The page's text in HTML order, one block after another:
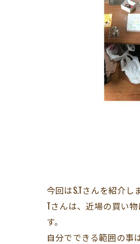
今回はS.Tさんを紹介し
Tさんは、近場の買い
す。
自分でできる範囲の事